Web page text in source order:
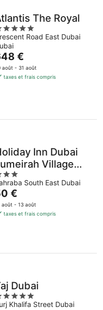
The Royal
Road East Dubai
€
août - 31 août
taxes et frais compris
Inn Dubai
Village
by IHG
South East Dubai
€
août - 13 août
taxes et frais compris
Dubai
Khalifa Street Dubai